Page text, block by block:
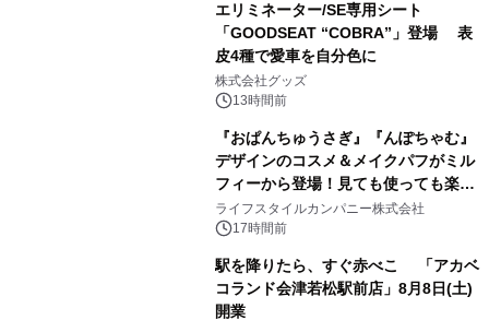
エリミネーター/SE専用シート
「GOODSEAT “COBRA”」登場 表
皮4種で愛車を自分色に
株式会社グッズ
13時間前
『おぱんちゅうさぎ』『んぽちゃむ』
デザインのコスメ＆メイクパフがミル
フィーから登場！見ても使っても楽し
い、ポップでキュートなコレクショ
ン。
ライフスタイルカンパニー株式会社
17時間前
駅を降りたら、すぐ赤べこ 「アカベ
コランド会津若松駅前店」8月8日(土)
開業